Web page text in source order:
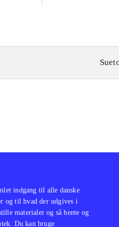
indgang til alle danske
og til hvad der udgives i
materialer og så hente og
Du kan bruge